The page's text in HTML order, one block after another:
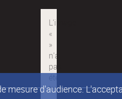
mesure d'audience.